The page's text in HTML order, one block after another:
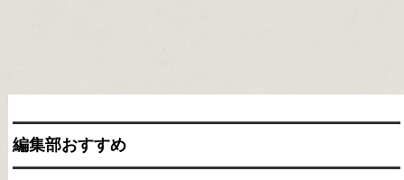
編集部おすすめ